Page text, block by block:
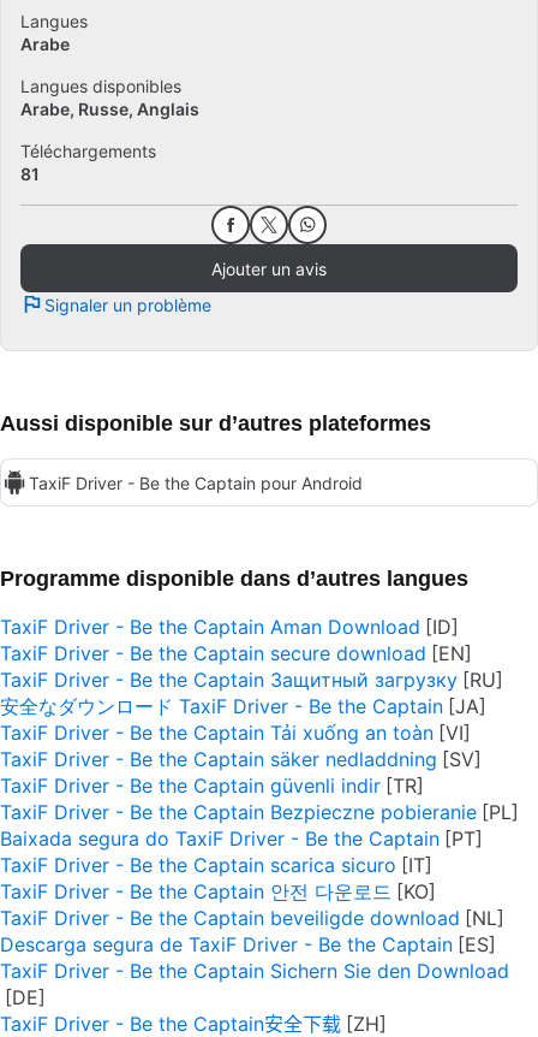
Langues
Arabe
Langues disponibles
Arabe Russe Anglais
Téléchargements
81
Ajouter un avis
Signaler un problème
Aussi disponible sur d’autres plateformes
TaxiF Driver - Be the Captain pour Android
Programme disponible dans d’autres langues
TaxiF Driver - Be the Captain Aman Download
TaxiF Driver - Be the Captain secure download
TaxiF Driver - Be the Captain Защитный загрузку
安全なダウンロード TaxiF Driver - Be the Captain
TaxiF Driver - Be the Captain Tải xuống an toàn
TaxiF Driver - Be the Captain säker nedladdning
TaxiF Driver - Be the Captain güvenli indir
TaxiF Driver - Be the Captain Bezpieczne pobieranie
Baixada segura do TaxiF Driver - Be the Captain
TaxiF Driver - Be the Captain scarica sicuro
TaxiF Driver - Be the Captain 안전 다운로드
TaxiF Driver - Be the Captain beveiligde download
Descarga segura de TaxiF Driver - Be the Captain
TaxiF Driver - Be the Captain Sichern Sie den Download
TaxiF Driver - Be the Captain安全下载